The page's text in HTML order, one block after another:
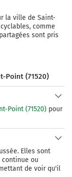
la ville de Saint-
comme
sont pris
Point (71520)
Point (71520) pour
Elles sont
continue ou
de voir qu'il